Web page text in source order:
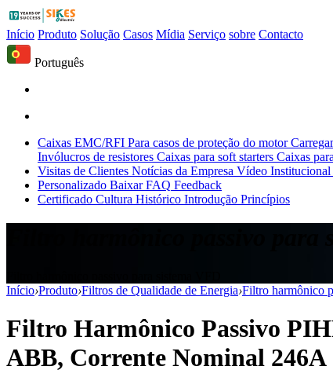
Início Produto Solução Casos Mídia Serviço sobre Contacto
Português
Caixas EMC/RFI Para casos de proteção do motor
Invólucros de resistores Caixas para soft starters Caixas
Visitas de Clientes Notícias da Empresa Vídeo Institucional
Personalizado Baixar FAQ Feedback
Certificado Cultura Histórico Introdução Princípios
Início›Produto›Filtros de Qualidade de Energia›Filtro harmônico
Filtro Harmônico Passivo
ABB, Corrente Nominal 246A